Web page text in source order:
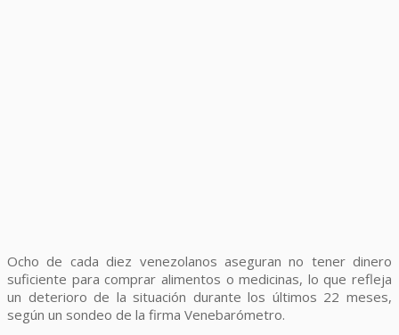
Ocho de cada diez venezolanos aseguran no tener dinero
suficiente para comprar alimentos o medicinas, lo que refleja
un deterioro de la situación durante los últimos 22 meses,
según un sondeo de la firma Venebarómetro.